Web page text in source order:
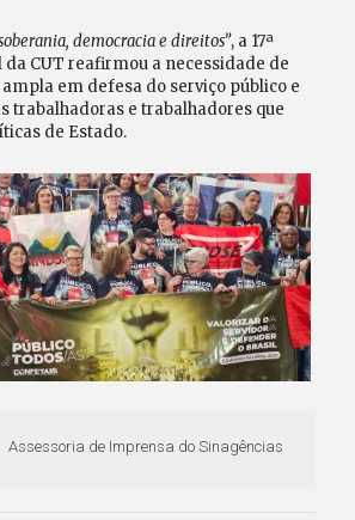
democracia e direitos”, a 17ª
da CUT reafirmou a necessidade de
em defesa do serviço público e
trabalhadoras e trabalhadores que
de Estado.
Assessoria de Imprensa do Sinagências